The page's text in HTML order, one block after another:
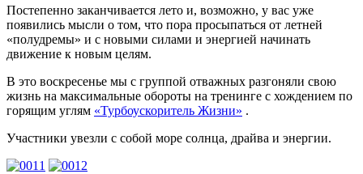
Постепенно заканчивается лето и, возможно, у вас уже
появились мысли о том, что пора просыпаться от летней
«полудремы» и с новыми силами и энергией начинать
движение к новым целям.
В это воскресенье мы с группой отважных разгоняли свою
жизнь на максимальные обороты на тренинге с хождением по
горящим углям «Турбоускоритель Жизни» .
Участники увезли с собой море солнца, драйва и энергии.